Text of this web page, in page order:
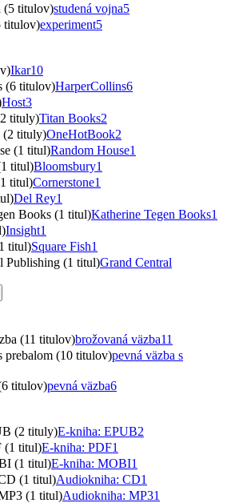
(5 titulov)studená vojna5
titulov)experiment5
Ikar10
(6 titulov)HarperCollins6
Host3
tituly)Titan Books2
(2 tituly)OneHotBook2
(1 titul)Random House1
titul)Bloomsbury1
titul)Cornerstone1
Del Rey1
Books (1 titul)Katherine Tegen Books1
Insight1
titul)Square Fish1
Publishing (1 titul)Grand Central
(11 titulov)brožovaná väzba11
prebalom (10 titulov)pevná väzba s
titulov)pevná väzba6
(2 tituly)E-kniha: EPUB2
(1 titul)E-kniha: PDF1
(1 titul)E-kniha: MOBI1
(1 titul)Audiokniha: CD1
(1 titul)Audiokniha: MP31